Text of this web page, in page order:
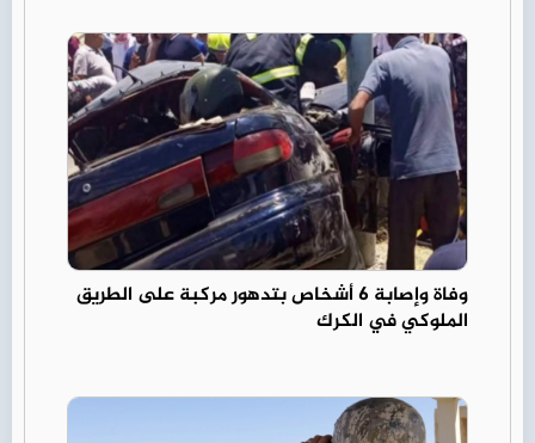
وفاة وإصابة 6 أشخاص بتدهور مركبة على الطريق
الملوكي في الكرك